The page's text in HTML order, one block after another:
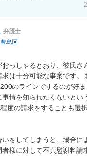
弁護士
豊島区
っしゃるとおり、彼氏さ
は十分可能な事案です。
のラインでするのが好ま
情を知られたくないとい
度の請求をすることも選
をしてしまうと、場合に
様に対して不貞慰謝料請